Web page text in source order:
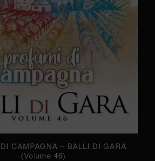
CAMPAGNA – BALLI DI GARA
(Volume 46)